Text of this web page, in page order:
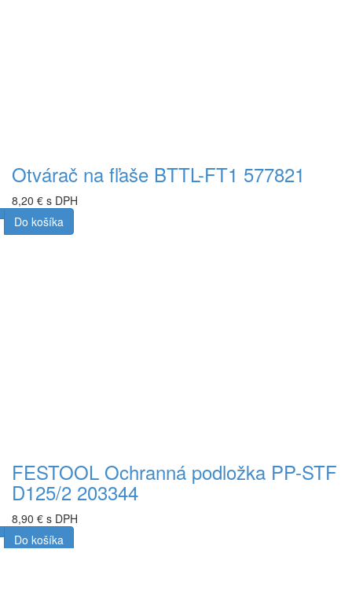
Otvárač na fľaše BTTL-FT1 577821
8,20 € s DPH
Do košíka
FESTOOL Ochranná podložka PP-STF
D125/2 203344
8,90 € s DPH
Do košíka